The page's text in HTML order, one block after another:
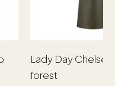
Lady Day
forest